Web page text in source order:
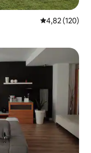
Gemiddelde
4,82 (120)